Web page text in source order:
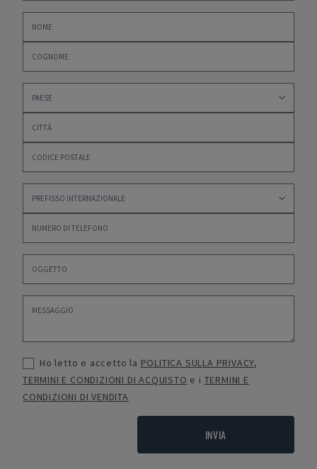
Ho letto e accetto la POLITICA SULLA PRIVACY,
TERMINI E CONDIZIONI DI ACQUISTO e i TERMINI E
CONDIZIONI DI VENDITA
INVIA